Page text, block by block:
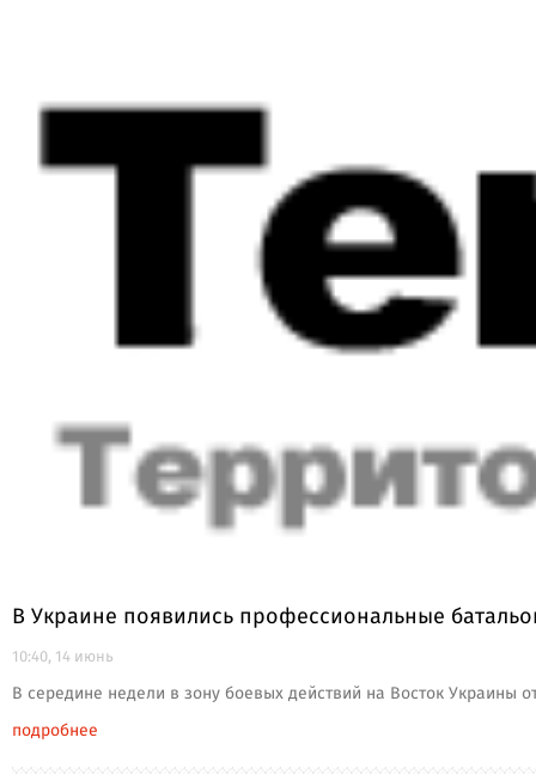
В Украине появились профессиональные
10:40, 14 июнь
В середине недели в зону боевых действий на Восток Украины
подробнее